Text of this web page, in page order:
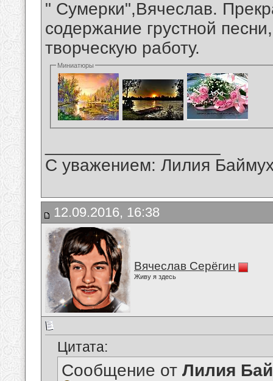
" Сумерки",Вячеслав.
содержание грустной
творческую работу.
Миниатюры
С уважением: Лилия
12.09.2016, 16:38
Вячеслав Серёгин
Живу я здесь
Цитата:
Сообщение от Лилия